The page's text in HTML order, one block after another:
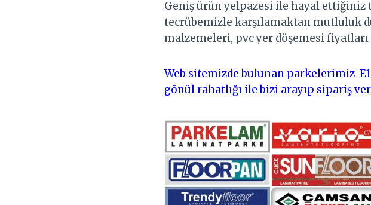
Geniş ürün yelpazesi ile hayal ettiğiniz
tecrübemizle karşılamaktan mutluluk
malzemeleri, pvc yer döşemesi
Web sitemizde bulunan parkelerimiz
gönül rahatlığı ile bizi arayıp sipariş